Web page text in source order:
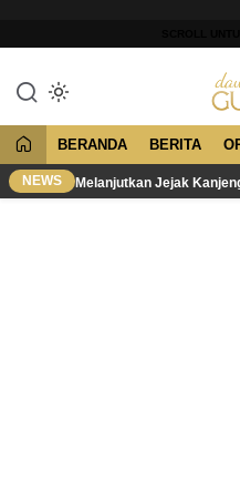
konten
Merawat
BERANDA BERITA
NEWS Melanjutkan Jejak